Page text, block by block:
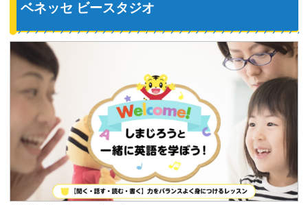
ベネッセ ビースタジオ